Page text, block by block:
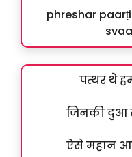
phreshar
पत्थर थे
जिनकी दुआ
ऐसे महान